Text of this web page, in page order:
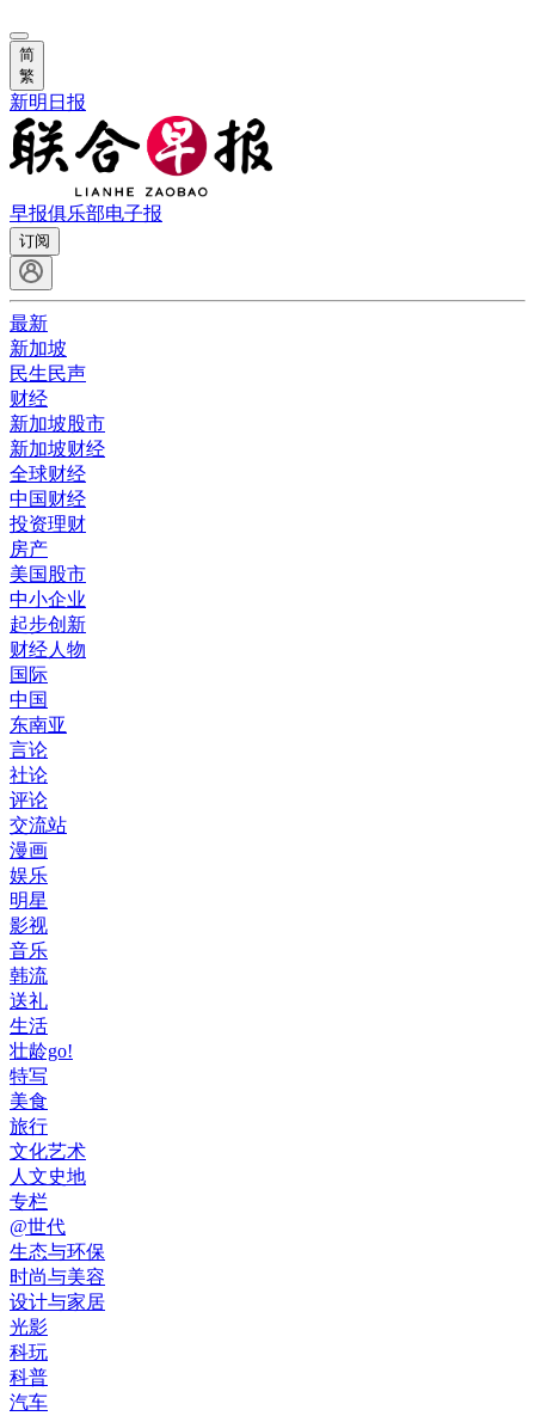
简
繁
新明日报
早报俱乐部电子报
订阅
最新
新加坡
民生民声
财经
新加坡股市
新加坡财经
全球财经
中国财经
投资理财
房产
美国股市
中小企业
起步创新
财经人物
国际
中国
东南亚
言论
社论
评论
交流站
漫画
娱乐
明星
影视
音乐
韩流
送礼
生活
壮龄go!
特写
美食
旅行
文化艺术
人文史地
专栏
@世代
生态与环保
时尚与美容
设计与家居
光影
科玩
科普
汽车